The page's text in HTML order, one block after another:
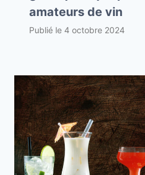
amateurs de vin
Publié le 4 octobre 2024